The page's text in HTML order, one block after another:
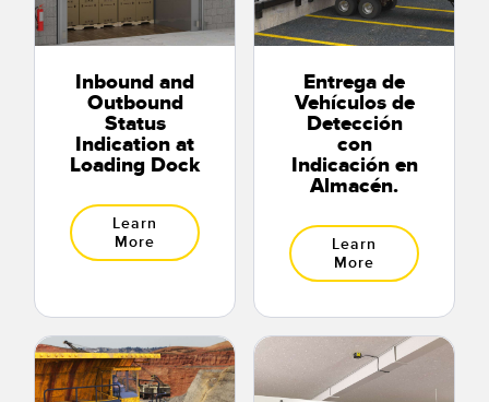
Inbound and
Outbound
Status
Indication at
Loading Dock
Learn
More
Entrega de
Vehículos de
Detección
con
Indicación en
Almacén.
Learn
More